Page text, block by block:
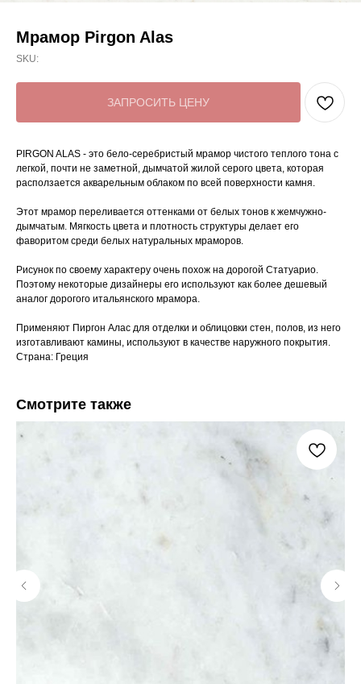
Мрамор Pirgon Alas
SKU:
ЗАПРОСИТЬ ЦЕНУ
PIRGON ALAS - это бело-серебристый мрамор чистого теплого тона с
легкой, почти не заметной, дымчатой жилой серого цвета, которая
расползается акварельным облаком по всей поверхности камня.
Этот мрамор переливается оттенками от белых тонов к жемчужно-
дымчатым. Мягкость цвета и плотность структуры делает его
фаворитом среди белых натуральных мраморов.
Рисунок по своему характеру очень похож на дорогой Статуарио.
Поэтому некоторые дизайнеры его используют как более дешевый
аналог дорогого итальянского мрамора.
Применяют Пиргон Алас для отделки и облицовки стен, полов, из него
изготавливают камины, используют в качестве наружного покрытия.
Страна: Греция
Смотрите также